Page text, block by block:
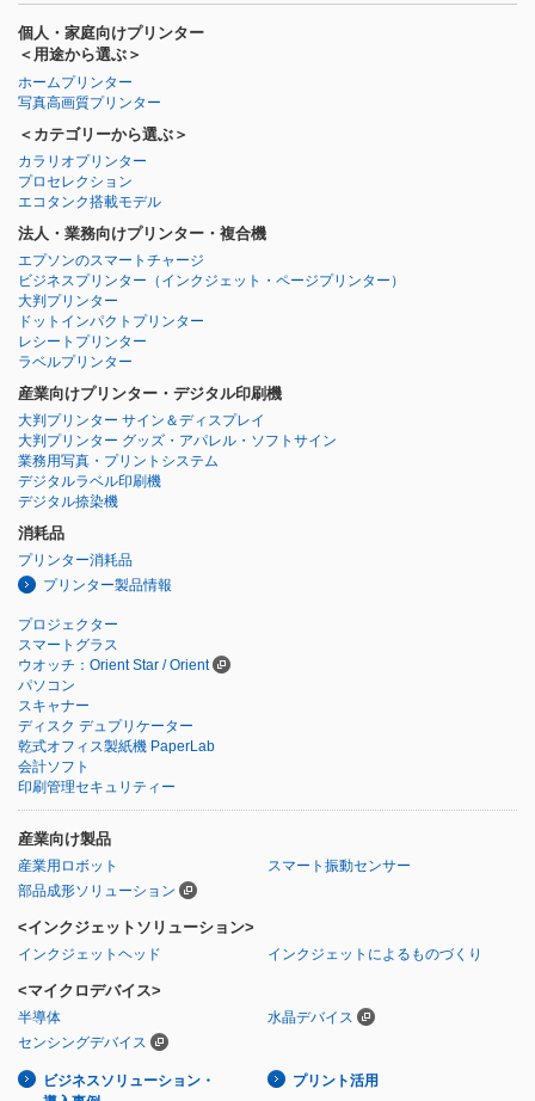
個人・家庭向けプリンター
＜用途から選ぶ＞
ホームプリンター
写真高画質プリンター
＜カテゴリーから選ぶ＞
カラリオプリンター
プロセレクション
エコタンク搭載モデル
法人・業務向けプリンター・複合機
エプソンのスマートチャージ
ビジネスプリンター （インクジェット・ページプリンター）
大判プリンター
ドットインパクトプリンター
レシートプリンター
ラベルプリンター
産業向けプリンター・デジタル印刷機
大判プリンター サイン＆ディスプレイ
大判プリンター グッズ・アパレル・ソフトサイン
業務用写真・プリントシステム
デジタルラベル印刷機
デジタル捺染機
消耗品
プリンター消耗品
プリンター製品情報
プロジェクター
スマートグラス
ウオッチ：Orient Star / Orient
パソコン
スキャナー
ディスク デュプリケーター
乾式オフィス製紙機 PaperLab
会計ソフト
印刷管理セキュリティー
産業向け製品
産業用ロボット
スマート振動センサー
部品成形ソリューション
<インクジェットソリューション>
インクジェットヘッド インクジェットによるものづくり
<マイクロデバイス>
半導体
水晶デバイス
センシングデバイス
ビジネスソリューション・
プリント活用